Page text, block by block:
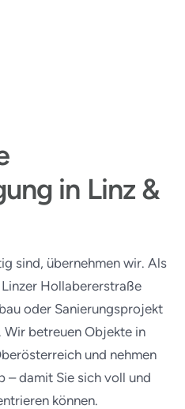
in Linz &
sind, übernehmen wir. Als
Hollabererstraße
oder Sanierungsprojekt
betreuen Objekte in
und nehmen
– damit Sie sich voll und
können.